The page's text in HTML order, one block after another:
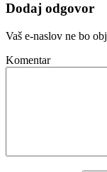
Dodaj odgovor
Vaš e-naslov ne bo
Komentar